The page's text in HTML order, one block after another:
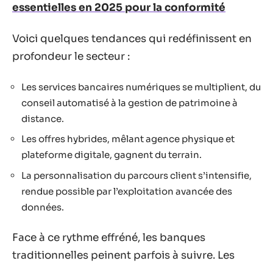
essentielles en 2025 pour la conformité
Voici quelques tendances qui redéfinissent en
profondeur le secteur :
Les services bancaires numériques se multiplient, du
conseil automatisé à la gestion de patrimoine à
distance.
Les offres hybrides, mêlant agence physique et
plateforme digitale, gagnent du terrain.
La personnalisation du parcours client s’intensifie,
rendue possible par l’exploitation avancée des
données.
Face à ce rythme effréné, les banques
traditionnelles peinent parfois à suivre. Les